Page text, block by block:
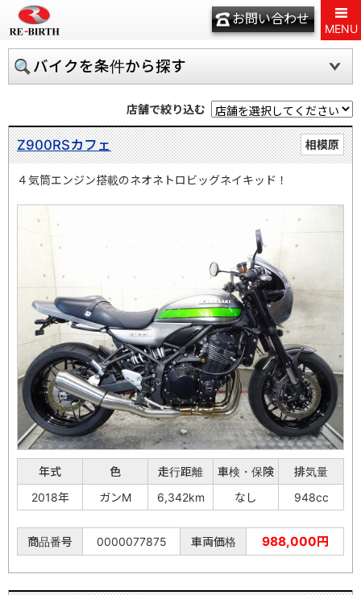
お問い合わせ
MENU
バイクを条件から探す
店舗で絞り込む
相模原
Z900RSカフェ
４気筒エンジン搭載のネオネトロビッグネイキッド！
年式 色 走行距離 車検・保険
排気量
2018年
ガンM 6,342km なし 948cc
商品番号 0000077875 車両価格 988,000円